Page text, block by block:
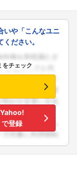
いや「こんなユニ
ださい。
をチェック
Yahoo!
で登録